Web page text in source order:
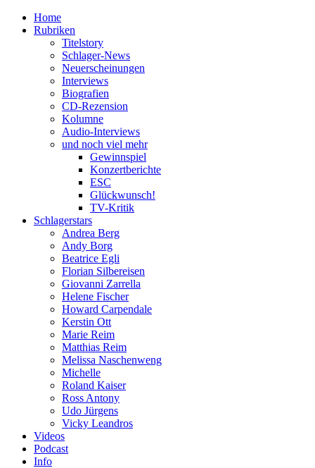
Home
Rubriken
Titelstory
Schlager-News
Neuerscheinungen
Interviews
Biografien
CD-Rezension
Kolumne
Audio-Interviews
und noch viel mehr
Gewinnspiel
Konzertberichte
ESC
Glückwunsch!
TV-Kritik
Schlagerstars
Andrea Berg
Andy Borg
Beatrice Egli
Florian Silbereisen
Giovanni Zarrella
Helene Fischer
Howard Carpendale
Kerstin Ott
Marie Reim
Matthias Reim
Melissa Naschenweng
Michelle
Roland Kaiser
Ross Antony
Udo Jürgens
Vicky Leandros
Videos
Podcast
Info